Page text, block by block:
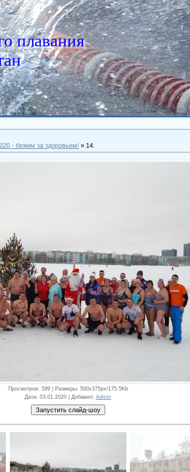
плавания
- бежим за здоровьем! » 14.
Просмотров: 599 | Размеры: 500x375px/175.5Kb
Дата: 03.01.2020 | Добавил: Admin